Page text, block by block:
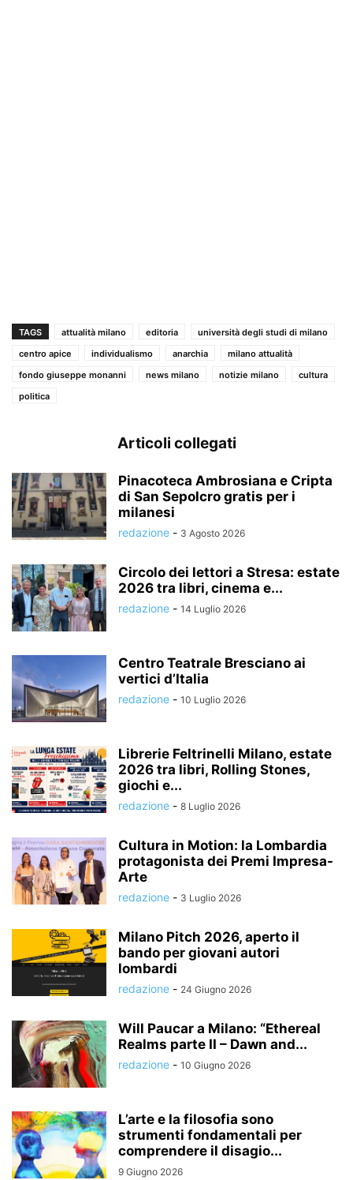
TAGS attualità milano editoria
università degli studi di milano
centro apice
individualismo anarchia
milano attualità
fondo giuseppe monanni
news milano notizie milano
cultura
politica
Articoli collegati
Pinacoteca Ambrosiana e Cripta
di San Sepolcro gratis per i
milanesi
redazione - 3 Agosto 2026
Circolo dei lettori a Stresa: estate
2026 tra libri, cinema e...
redazione - 14 Luglio 2026
Centro Teatrale Bresciano ai
vertici d’Italia
redazione - 10 Luglio 2026
Librerie Feltrinelli Milano, estate
2026 tra libri, Rolling Stones,
giochi e...
redazione - 8 Luglio 2026
Cultura in Motion: la Lombardia
protagonista dei Premi Impresa-
Arte
redazione - 3 Luglio 2026
Milano Pitch 2026, aperto il
bando per giovani autori
lombardi
redazione - 24 Giugno 2026
Will Paucar a Milano: “Ethereal
Realms parte II – Dawn and...
redazione - 10 Giugno 2026
L’arte e la filosofia sono
strumenti fondamentali per
comprendere il disagio...
9 Giugno 2026